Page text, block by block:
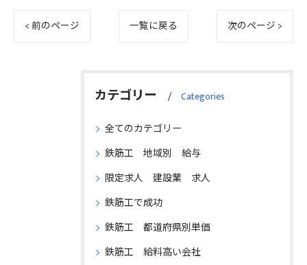
< 前のページ 一覧に戻る 次のページ >
カテゴリー Categories
全てのカテゴリー
鉄筋工 地域別 給与
限定求人 建設業 求人
鉄筋工で成功
鉄筋工 都道府県別単価
鉄筋工 給料高い会社